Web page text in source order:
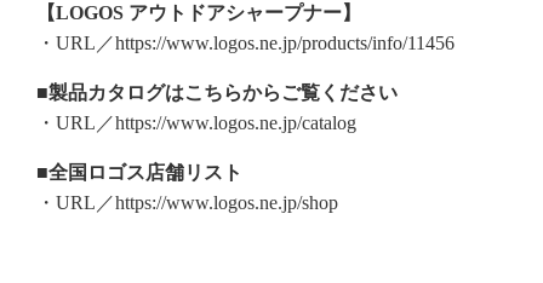
【LOGOS アウトドアシャープナー】
・URL／https://www.logos.ne.jp/products/info/11456
■製品カタログはこちらからご覧ください
・URL／https://www.logos.ne.jp/catalog
■全国ロゴス店舗リスト
・URL／https://www.logos.ne.jp/shop